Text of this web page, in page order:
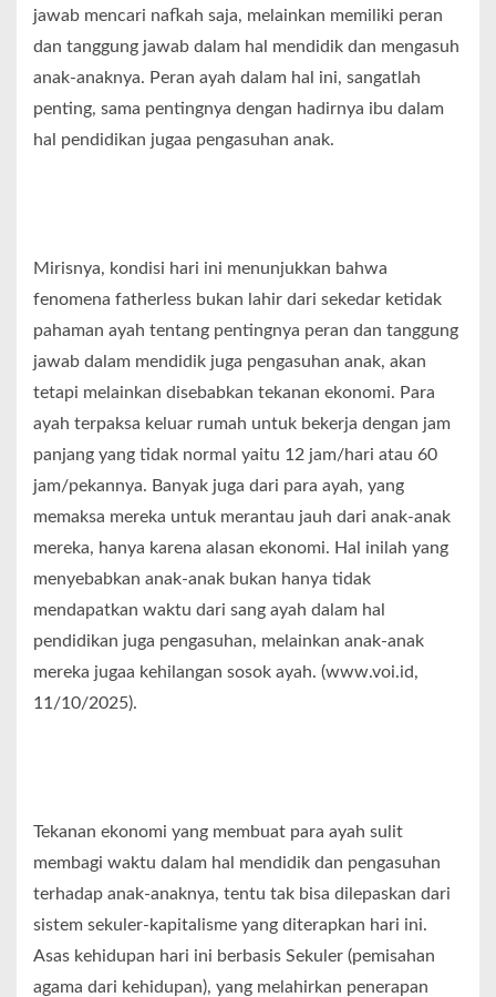
jawab mencari nafkah saja, melainkan memiliki peran
dan tanggung jawab dalam hal mendidik dan mengasuh
anak-anaknya. Peran ayah dalam hal ini, sangatlah
penting, sama pentingnya dengan hadirnya ibu dalam
hal pendidikan jugaa pengasuhan anak.
Mirisnya, kondisi hari ini menunjukkan bahwa
fenomena fatherless bukan lahir dari sekedar ketidak
pahaman ayah tentang pentingnya peran dan tanggung
jawab dalam mendidik juga pengasuhan anak, akan
tetapi melainkan disebabkan tekanan ekonomi. Para
ayah terpaksa keluar rumah untuk bekerja dengan jam
panjang yang tidak normal yaitu 12 jam/hari atau 60
jam/pekannya. Banyak juga dari para ayah, yang
memaksa mereka untuk merantau jauh dari anak-anak
mereka, hanya karena alasan ekonomi. Hal inilah yang
menyebabkan anak-anak bukan hanya tidak
mendapatkan waktu dari sang ayah dalam hal
pendidikan juga pengasuhan, melainkan anak-anak
mereka jugaa kehilangan sosok ayah. (www.voi.id,
11/10/2025).
Tekanan ekonomi yang membuat para ayah sulit
membagi waktu dalam hal mendidik dan pengasuhan
terhadap anak-anaknya, tentu tak bisa dilepaskan dari
sistem sekuler-kapitalisme yang diterapkan hari ini.
Asas kehidupan hari ini berbasis Sekuler (pemisahan
agama dari kehidupan), yang melahirkan penerapan